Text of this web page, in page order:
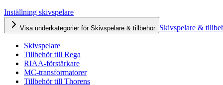
Inställning skivspelare
Visa underkategorier för Skivspelare & tillbehör Skivspelare &
Skivspelare
Tillbehör till Rega
RIAA-förstärkare
MC-transformatorer
Tillbehör till Thorens